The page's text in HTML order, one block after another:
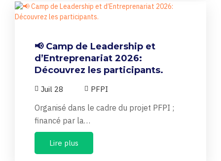
📢 Camp de Leadership et
d’Entreprenariat 2026:
Découvrez les participants.
Juil 28 PFPI
Organisé dans le cadre du projet PFPI ;
financé par la…
Lire plus